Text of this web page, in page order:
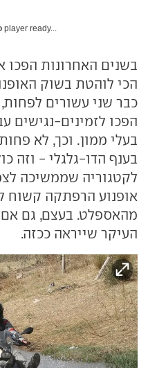
player ready...
בשנים האחרונות הפכו
הכי לוהטת בשוק
כבר שני עשורים
הפכו לזמינים-נגישים
בענף הדו-גלגלי - וזה
לקטגוריה שממשיכה
אופנוע הרפתקה קשוח
מהאספלט. בעצם, גם אם
העיקר שייראה ככזה.